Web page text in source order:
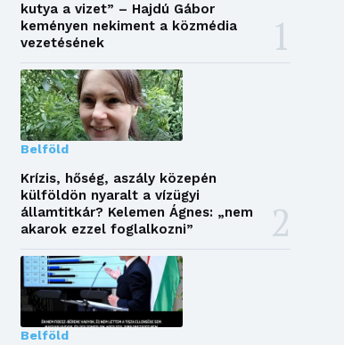
kutya a vizet” – Hajdú Gábor
keményen nekiment a közmédia
vezetésének
Belföld
Krízis, hőség, aszály közepén
külföldön nyaralt a vízügyi
államtitkár? Kelemen Ágnes: „nem
akarok ezzel foglalkozni”
Belföld